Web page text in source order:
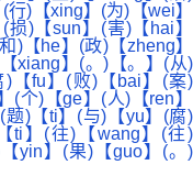
)【xing】(为)【wei】
)【sun】(害)【hai】
)【he】(政)【zheng】
xiang】(。)【。】(从)
)【fu】(败)【bai】(案)
(个)【ge】(人)【ren】
)【ti】(与)【yu】(腐)
ti】(往)【wang】(往)
yin】(果)【guo】(。)